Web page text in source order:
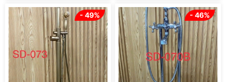
Thêm Vào Giỏ Hàng Thêm Vào Giỏ Hàng
- 49% - 46%